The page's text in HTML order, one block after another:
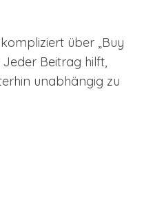
über „Buy
Beitrag hilft,
unabhängig zu